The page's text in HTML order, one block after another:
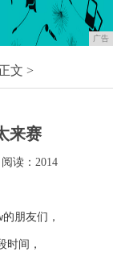
广告
文 >
来赛
阅读：2014
朋友们，
时间，